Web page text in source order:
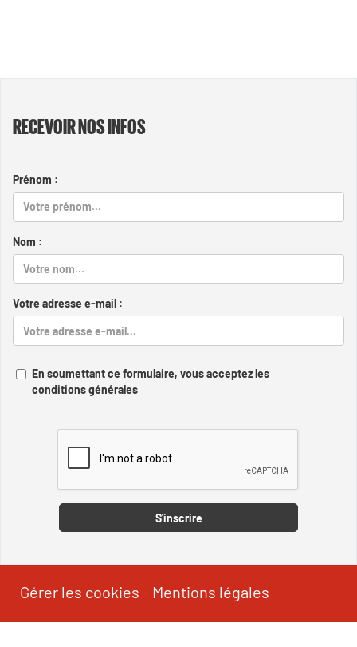
RECEVOIR NOS INFOS
Prénom :
Nom :
Votre adresse e-mail :
En soumettant ce formulaire, vous acceptez les
conditions générales
S'inscrire
Gérer les cookies - Mentions légales